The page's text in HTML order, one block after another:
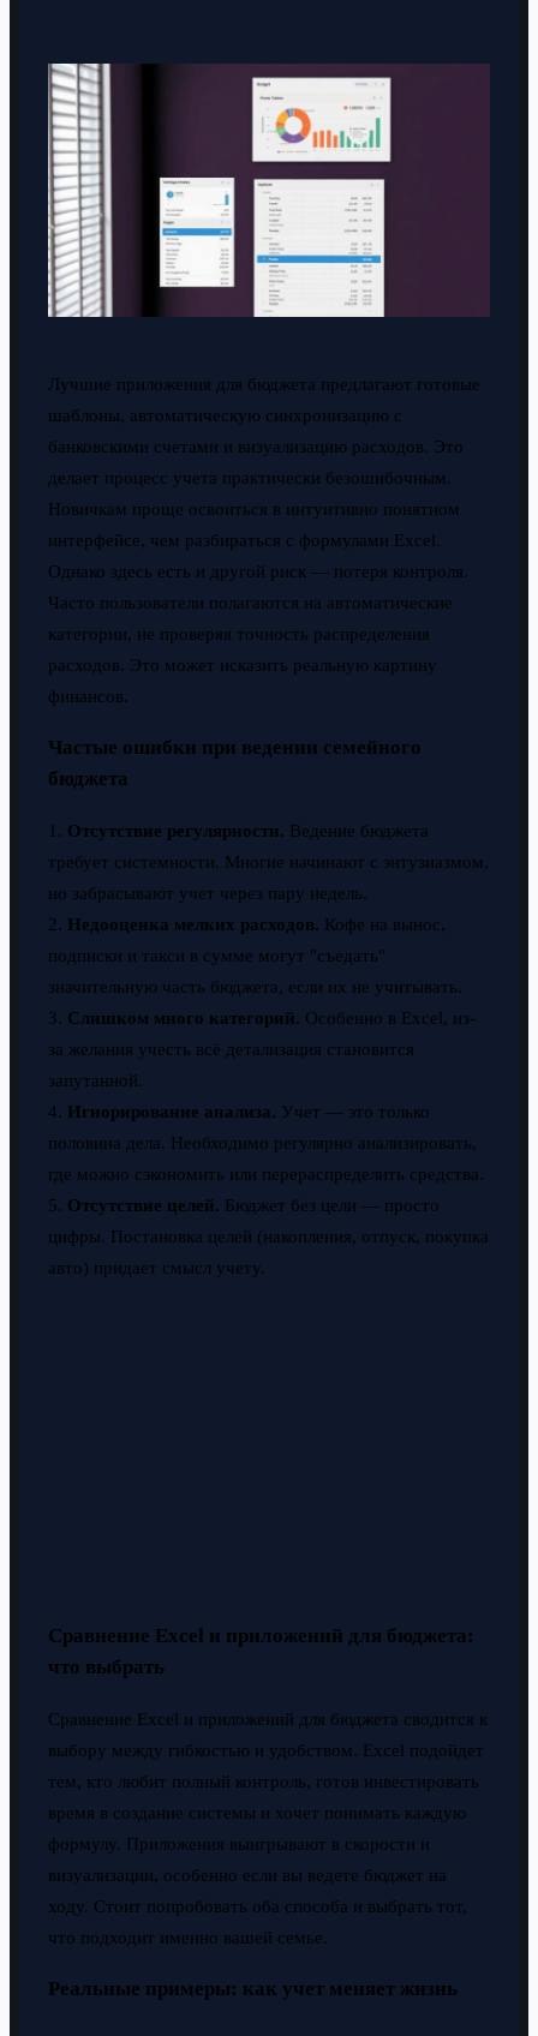
Лучшие приложения для бюджета предлагают готовые
шаблоны, автоматическую синхронизацию с
банковскими счетами и визуализацию расходов. Это
делает процесс учета практически безошибочным.
Новичкам проще освоиться в интуитивно понятном
интерфейсе, чем разбираться с формулами Excel.
Однако здесь есть и другой риск — потеря контроля.
Часто пользователи полагаются на автоматические
категории, не проверяя точность распределения
расходов. Это может исказить реальную картину
финансов.
Частые ошибки при ведении семейного
бюджета
1. Отсутствие регулярности. Ведение бюджета
требует системности. Многие начинают с энтузиазмом,
но забрасывают учет через пару недель.
2. Недооценка мелких расходов. Кофе на вынос,
подписки и такси в сумме могут "съедать"
значительную часть бюджета, если их не учитывать.
3. Слишком много категорий. Особенно в Excel, из-
за желания учесть всё детализация становится
запутанной.
4. Игнорирование анализа. Учет — это только
половина дела. Необходимо регулярно анализировать,
где можно сэкономить или перераспределить средства.
5. Отсутствие целей. Бюджет без цели — просто
цифры. Постановка целей (накопления, отпуск, покупка
авто) придает смысл учету.
Сравнение Excel и приложений для бюджета:
что выбрать
Сравнение Excel и приложений для бюджета сводится к
выбору между гибкостью и удобством. Excel подойдет
тем, кто любит полный контроль, готов инвестировать
время в создание системы и хочет понимать каждую
формулу. Приложения выигрывают в скорости и
визуализации, особенно если вы ведете бюджет на
ходу. Стоит попробовать оба способа и выбрать тот,
что подходит именно вашей семье.
Реальные примеры: как учет меняет жизнь